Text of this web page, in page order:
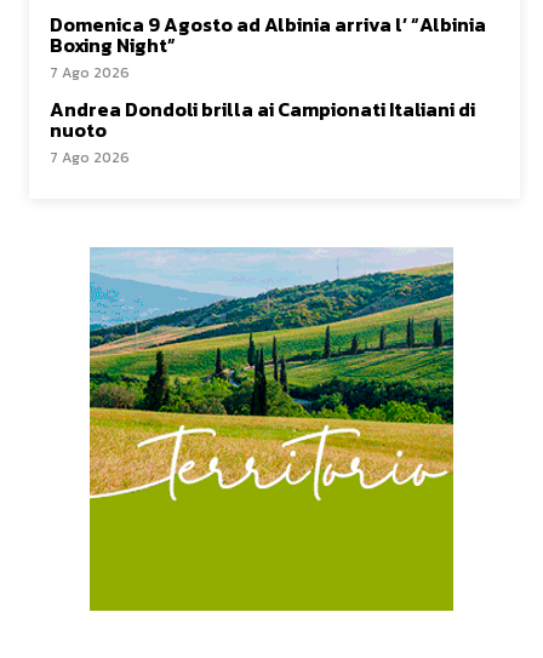
Domenica 9 Agosto ad Albinia arriva l’ “Albinia
Boxing Night”
7 Ago 2026
Andrea Dondoli brilla ai Campionati Italiani di
nuoto
7 Ago 2026